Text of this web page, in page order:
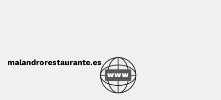
malandrorestaurante.es